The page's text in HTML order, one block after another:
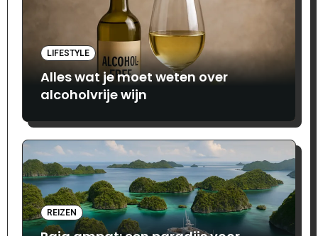
LIFESTYLE
Alles wat je moet weten over
alcoholvrije wijn
REIZEN